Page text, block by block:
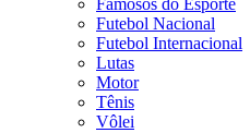
Famosos do Esporte
Futebol Nacional
Futebol Internacional
Lutas
Motor
Tênis
Vôlei